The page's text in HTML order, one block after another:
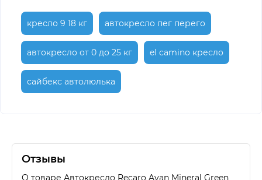
кресло 9 18 кг автокресло пег перего
автокресло от 0 до 25 кг el camino кресло
сайбекс автолюлька
Отзывы
О товаре Автокресло Recaro Avan Mineral Green